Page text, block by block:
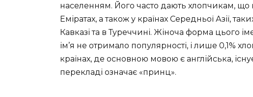
населенням. Його часто дають хлопчикам,
Еміратах, а також у країнах Середньої Азії,
Кавказі та в Туреччині. Жіноча форма цього
ім’я не отримало популярності, і лише 0,1%
країнах, де основною мовою є англійська,
перекладі означає «принц».